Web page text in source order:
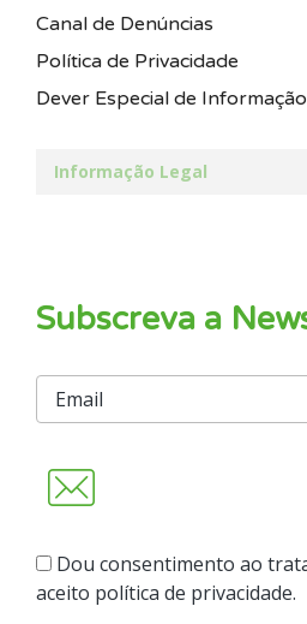
Canal de Denúncias
Política de Privacidade
Dever Especial de Informação
Informação Legal
Subscreva a
Dou consentimento ao
aceito política de privacidade.